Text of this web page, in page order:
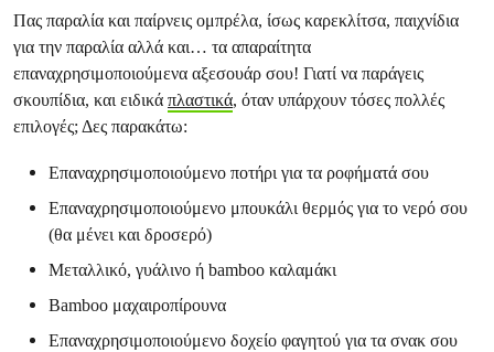
Πας παραλία και παίρνεις ομπρέλα, ίσως καρεκλίτσα, παιχνίδια
για την παραλία αλλά και… τα απαραίτητα
επαναχρησιμοποιούμενα αξεσουάρ σου! Γιατί να παράγεις
σκουπίδια, και ειδικά πλαστικά, όταν υπάρχουν τόσες πολλές
επιλογές; Δες παρακάτω:
Επαναχρησιμοποιούμενο ποτήρι για τα ροφήματά σου
Επαναχρησιμοποιούμενο μπουκάλι θερμός για το νερό σου
(θα μένει και δροσερό)
Μεταλλικό, γυάλινο ή bamboo καλαμάκι
Bamboo μαχαιροπίρουνα
Επαναχρησιμοποιούμενο δοχείο φαγητού για τα σνακ σου